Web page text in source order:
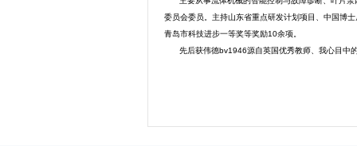
委员会委员。主持山东省重点研发计划项目、中国博
青岛市科技进步一等奖等奖励10余项。
先后获伟德bv1946源自英国优秀教师、我心目中